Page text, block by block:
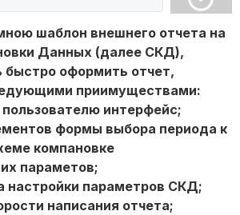
шаблон внешнего отчета на
Данных (далее СКД),
быстро оформить отчет,
приимуществами:
интерфейс;
формы выбора периода к
компановке
параметов;
настройки параметров СКД;
написания отчета;